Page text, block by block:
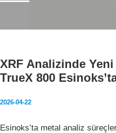
Ana Sayfa
Haberler
XRF Analizinde Yeni Kurulum: TrueX
XRF Analizinde
TrueX 800
2026-04-22
Esinoks’ta metal analiz